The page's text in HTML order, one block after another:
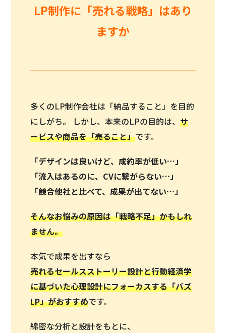
LP制作に「売れる戦略」はあり
ますか
多くのLP制作会社は「納品すること」を目的
にしがち。 しかし、本来のLPの目的は、サ
ービスや商品を「売ること」です。
「デザインは良いけど、成約率が低い…」
「流入はあるのに、CVに繋がらない…」
「競合他社と比べて、成果が出てない…」
そんなお悩みの原因は「戦略不足」かもしれ
ません。
本気で成果を出すなら
売れるセールスストーリー設計と行動経済学
に基づいた心理設計にフォーカスする「バズ
LP」がおすすめです。
綿密な分析と設計をもとに、